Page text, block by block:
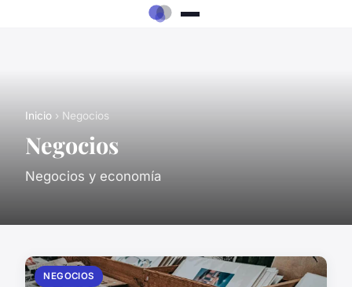
Inicio › Negocios
Negocios
Negocios y economía
NEGOCIOS